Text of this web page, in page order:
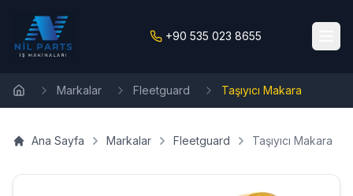
+90 535 023 8655
Markalar Fleetguard Taşıyıcı Makara
Ana Sayfa Markalar Fleetguard Taşıyıcı Makara